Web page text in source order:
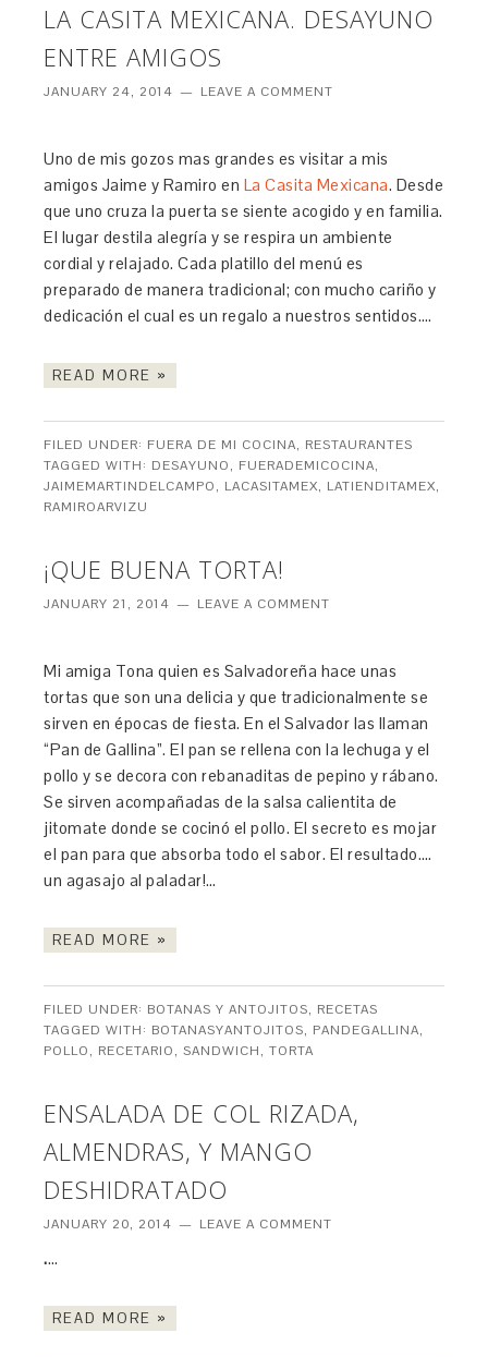
LA CASITA MEXICANA. DESAYUNO
ENTRE AMIGOS
JANUARY 24, 2014 LEAVE A COMMENT
Uno de mis gozos mas grandes es visitar a mis
amigos Jaime y Ramiro en La Casita Mexicana. Desde
que uno cruza la puerta se siente acogido y en familia.
El lugar destila alegría y se respira un ambiente
cordial y relajado. Cada platillo del menú es
preparado de manera tradicional; con mucho cariño y
dedicación el cual es un regalo a nuestros sentidos….
READ MORE »
FILED UNDER: FUERA DE MI COCINA, RESTAURANTES
TAGGED WITH: DESAYUNO, FUERADEMICOCINA,
JAIMEMARTINDELCAMPO, LACASITAMEX, LATIENDITAMEX,
RAMIROARVIZU
¡QUE BUENA TORTA!
JANUARY 21, 2014 LEAVE A COMMENT
Mi amiga Tona quien es Salvadoreña hace unas
tortas que son una delicia y que tradicionalmente se
sirven en épocas de fiesta. En el Salvador las llaman
“Pan de Gallina”. El pan se rellena con la lechuga y el
pollo y se decora con rebanaditas de pepino y rábano.
Se sirven acompañadas de la salsa calientita de
jitomate donde se cocinó el pollo. El secreto es mojar
el pan para que absorba todo el sabor. El resultado….
un agasajo al paladar!…
READ MORE »
FILED UNDER: BOTANAS Y ANTOJITOS, RECETAS
TAGGED WITH: BOTANASYANTOJITOS, PANDEGALLINA,
POLLO, RECETARIO,SANDWICH,TORTA
ENSALADA DE COL RIZADA,
ALMENDRAS, Y MANGO
DESHIDRATADO
JANUARY 20, 2014 LEAVE A COMMENT
.…
READ MORE »